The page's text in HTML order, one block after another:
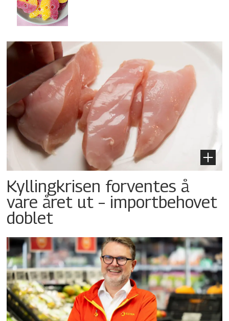
Kyllingkrisen forventes å
vare året ut – importbehovet
doblet